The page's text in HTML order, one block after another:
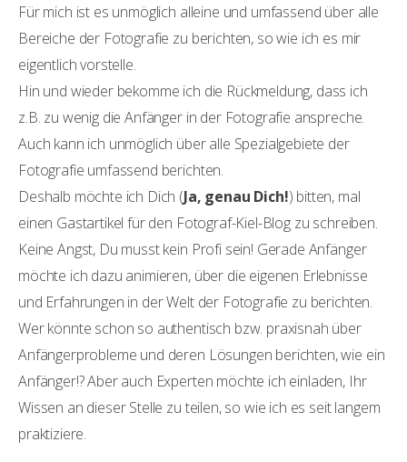
Für mich ist es unmöglich alleine und umfassend über alle
Bereiche der Fotografie zu berichten, so wie ich es mir
eigentlich vorstelle.
Hin und wieder bekomme ich die Rückmeldung, dass ich
z.B. zu wenig die Anfänger in der Fotografie anspreche.
Auch kann ich unmöglich über alle Spezialgebiete der
Fotografie umfassend berichten.
Deshalb möchte ich Dich (Ja, genau Dich!) bitten, mal
einen Gastartikel für den Fotograf-Kiel-Blog zu schreiben.
Keine Angst, Du musst kein Profi sein! Gerade Anfänger
möchte ich dazu animieren, über die eigenen Erlebnisse
und Erfahrungen in der Welt der Fotografie zu berichten.
Wer könnte schon so authentisch bzw. praxisnah über
Anfängerprobleme und deren Lösungen berichten, wie ein
Anfänger!? Aber auch Experten möchte ich einladen, Ihr
Wissen an dieser Stelle zu teilen, so wie ich es seit langem
praktiziere.